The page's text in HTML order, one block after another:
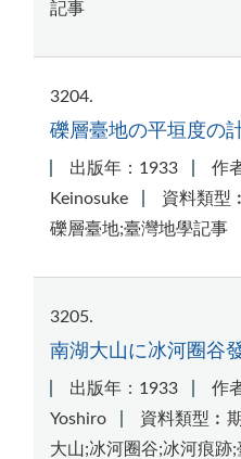
記事
3204
礫層臺地の平垣度の
出版年：1933
作
Keinosuke
資料類型
礫層臺地;臺灣地學記事
3205
南湖大山に冰河圈谷
出版年：1933
作
Yoshiro
資料類型︰
大山;冰河圈谷;冰河痕跡